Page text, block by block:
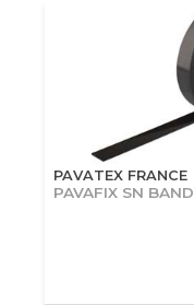
PAVATEX FRANCE
PAVAFIX SN BAND